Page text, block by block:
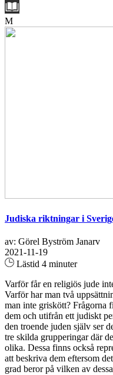
M
Judiska riktningar i
av: Görel Byström Janarv
2021-11-19
Lästid 4 minuter
Varför får en religiös jude
Varför har man två
man inte griskött? Frågorna
dem och utifrån ett judiskt
den troende juden själv ser
tre skilda grupperingar där
olika. Dessa finns också
att beskriva dem eftersom
grad beror på vilken av